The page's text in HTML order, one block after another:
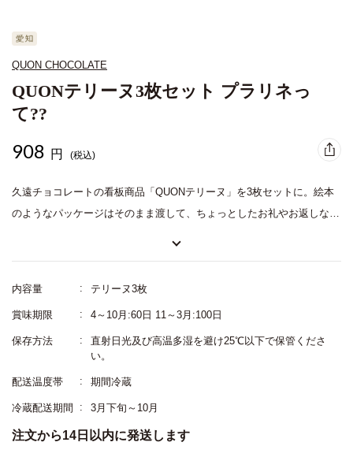
QUON CHOCOLATE
QUONテリーヌ3枚セット プラリネっ
て??
908 円 (税込)
久遠チョコレートの看板商品「QUONテリーヌ」を3枚セットに。絵本
のようなパッケージはそのまま渡して、ちょっとしたお礼やお返しな
内容量 テリーヌ3枚
賞味期限 4～10月:60日 11～3月:100日
保存方法
直射日光及び高温多湿を避け25℃以下で保管くださ
い。
配送温度帯 期間冷蔵
冷蔵配送期間 3月下旬～10月
注文から14日以内に発送します